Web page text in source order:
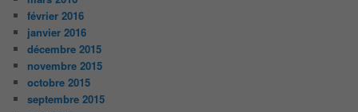
février 2016
janvier 2016
décembre 2015
novembre 2015
octobre 2015
septembre 2015